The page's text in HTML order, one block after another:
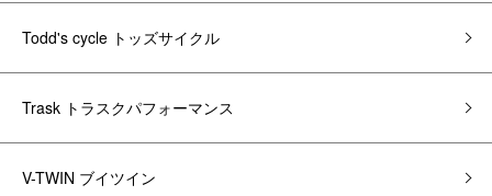
Todd's cycle トッズサイクル
Trask トラスクパフォーマンス
V-TWIN ブイツイン